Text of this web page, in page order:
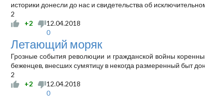
историки донесли до нас и свидетельства об
2
+2
12.04.2018
0
Летающий моряк
Грозные события революции и гражданской войны
беженцев, внесших сумятицу в некогда размеренный быт
2
+2
12.04.2018
0